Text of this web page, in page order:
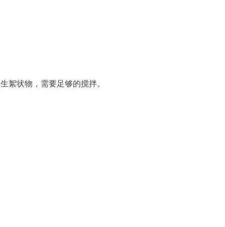
絮状物，需要足够的搅拌。